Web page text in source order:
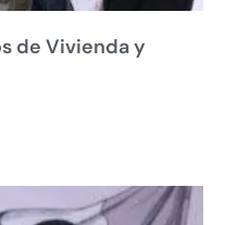
de Vivienda y